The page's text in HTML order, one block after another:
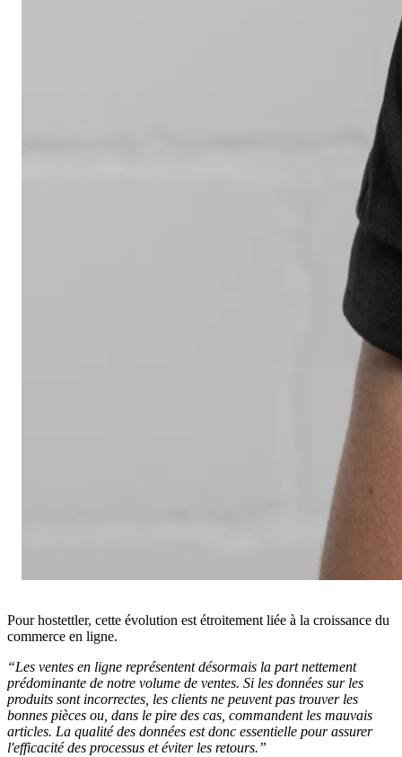
Pour hostettler, cette évolution est étroitement liée à la croissance du
commerce en ligne.
“Les ventes en ligne représentent désormais la part nettement
prédominante de notre volume de ventes. Si les données sur les
produits sont incorrectes, les clients ne peuvent pas trouver les
bonnes pièces ou, dans le pire des cas, commandent les mauvais
articles. La qualité des données est donc essentielle pour assurer
l'efficacité des processus et éviter les retours.”